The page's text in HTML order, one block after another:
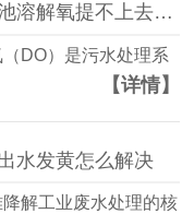
污水站曝气池溶解氧提不上去怎么办？
DO）是污水处理系
【详情】
水发黄怎么解决
解工业废水处理的核